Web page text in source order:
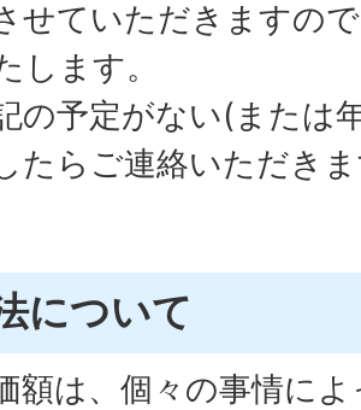
せていただきますの
します。
の予定がない(または
たらご連絡いただき
について
額は、個々の事情に